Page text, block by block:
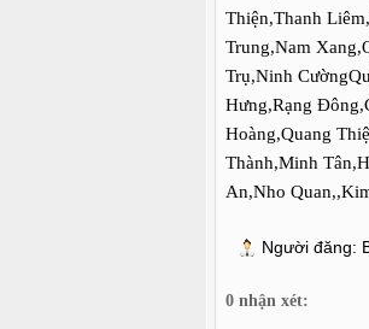
Thiện,Thanh
Trung,Nam
Trụ,Ninh
Hưng,Rạng
Hoàng,Quang
Thành,Minh
An,Nho
Người đăng:
0 nhận xét: